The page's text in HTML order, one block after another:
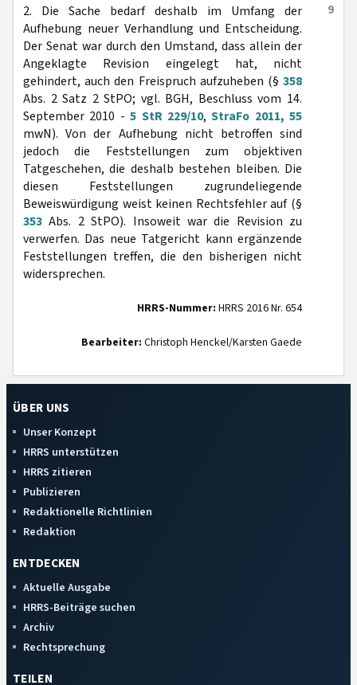
9
2. Die Sache bedarf deshalb im Umfang der
Aufhebung neuer Verhandlung und Entscheidung.
Der Senat war durch den Umstand, dass allein der
Angeklagte Revision eingelegt hat, nicht
gehindert, auch den Freispruch aufzuheben (§ 358
Abs. 2 Satz 2 StPO; vgl. BGH, Beschluss vom 14.
September 2010 -5 StR 229/10,StraFo 2011, 55
mwN). Von der Aufhebung nicht betroffen sind
jedoch die Feststellungen zum objektiven
Tatgeschehen, die deshalb bestehen bleiben. Die
diesen Feststellungen zugrundeliegende
Beweiswürdigung weist keinen Rechtsfehler auf (§
353 Abs. 2 StPO). Insoweit war die Revision zu
verwerfen. Das neue Tatgericht kann ergänzende
Feststellungen treffen, die den bisherigen nicht
widersprechen.
HRRS-Nummer: HRRS 2016 Nr. 654
Bearbeiter: Christoph Henckel/Karsten Gaede
ÜBER UNS
Unser Konzept
HRRS unterstützen
HRRS zitieren
Publizieren
Redaktionelle Richtlinien
Redaktion
ENTDECKEN
Aktuelle Ausgabe
HRRS-Beiträge suchen
Archiv
Rechtsprechung
TEILEN